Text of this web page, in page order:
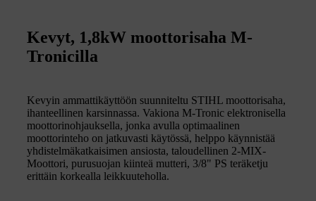
Kevyt, 1,8kW moottorisaha M-
Tronicilla
Kevyin ammattikäyttöön suunniteltu STIHL moottorisaha,
ihanteellinen karsinnassa. Vakiona M-Tronic elektronisella
moottorinohjauksella, jonka avulla optimaalinen
moottorinteho on jatkuvasti käytössä, helppo käynnistää
yhdistelmäkatkaisimen ansiosta, taloudellinen 2-MIX-
Moottori, purusuojan kiinteä mutteri, 3/8" PS teräketju
erittäin korkealla leikkuuteholla.